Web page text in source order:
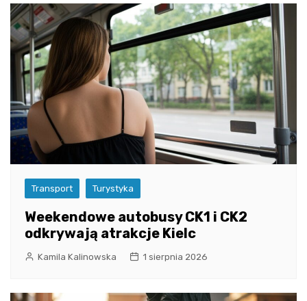
Transport Turystyka
Weekendowe autobusy CK1 i CK2
odkrywają atrakcje Kielc
Kamila Kalinowska 1 sierpnia 2026